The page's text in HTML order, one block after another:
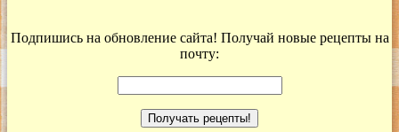
Подпишись на обновление сайта! Получай новые рецепты на
почту: